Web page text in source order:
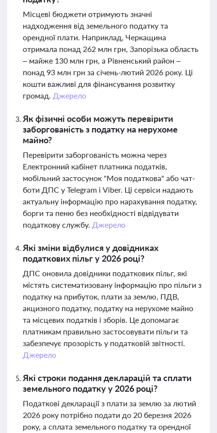
Місцеві бюджети отримують значні
надходження від земельного податку та
орендної плати. Наприклад, Черкащина
отримала понад 262 млн грн, Запорізька область
– майже 130 млн грн, а Рівненський район –
понад 93 млн грн за січень-лютий 2026 року. Ці
кошти важливі для фінансування розвитку
громад. Джерело
Як фізичні особи можуть перевірити
заборгованість з податку на нерухоме
майно?
Перевірити заборгованість можна через
Електронний кабінет платника податків,
мобільний застосунок "Моя податкова" або чат-
боти ДПС у Telegram і Viber. Ці сервіси надають
актуальну інформацію про нарахування податку,
борги та пеню без необхідності відвідувати
податкову службу. Джерело
Які зміни відбулися у довідниках
податкових пільг у 2026 році?
ДПС оновила довідники податкових пільг, які
містять систематизовану інформацію про пільги з
податку на прибуток, плати за землю, ПДВ,
акцизного податку, податку на нерухоме майно
та місцевих податків і зборів. Це допомагає
платникам правильно застосовувати пільги та
забезпечує прозорість у податковій звітності.
Джерело
Які строки подання декларацій та сплати
земельного податку у 2026 році?
Податкові декларації з плати за землю за лютий
2026 року потрібно подати до 20 березня 2026
року, а сплата земельного податку та орендної